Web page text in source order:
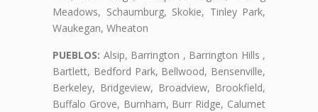
Meadows, Schaumburg, Skokie, Tinley Park,
Waukegan, Wheaton
PUEBLOS: Alsip, Barrington , Barrington Hills ,
Bartlett, Bedford Park, Bellwood, Bensenville,
Berkeley, Bridgeview, Broadview, Brookfield,
Buffalo Grove, Burnham, Burr Ridge, Calumet